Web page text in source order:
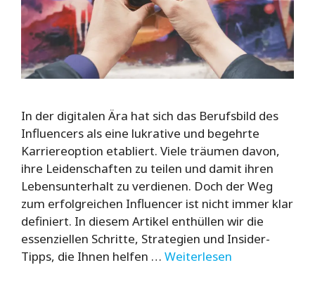
In der digitalen Ära hat sich das Berufsbild des
Influencers als eine lukrative und begehrte
Karriereoption etabliert. Viele träumen davon,
ihre Leidenschaften zu teilen und damit ihren
Lebensunterhalt zu verdienen. Doch der Weg
zum erfolgreichen Influencer ist nicht immer klar
definiert. In diesem Artikel enthüllen wir die
essenziellen Schritte, Strategien und Insider-
Tipps, die Ihnen helfen … Weiterlesen